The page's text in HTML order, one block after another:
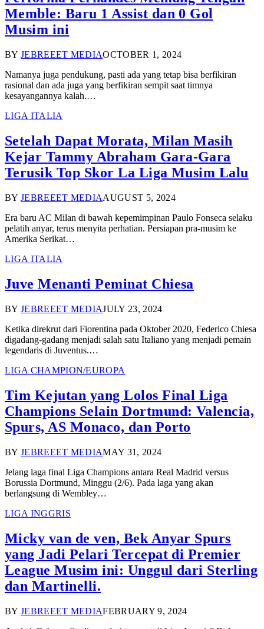
Memble: Baru 1 Assist dan 0 Gol
Musim ini
BY JEBREEET MEDIAOCTOBER 1, 2024
Namanya juga pendukung, pasti ada yang tetap bisa berfikiran
rasional dan ada juga yang berfikiran sempit saat timnya
kesayangannya kalah.…
LIGA ITALIA
Setelah Dapat Morata, Milan Masih
Kejar Tammy Abraham Gara-Gara
Terusik Top Skor La Liga Musim Lalu
BY JEBREEET MEDIAAUGUST 5, 2024
Era baru AC Milan di bawah kepemimpinan Paulo Fonseca selaku
pelatih anyar, terus menyita perhatian. Persiapan pra-musim ke
Amerika Serikat…
LIGA ITALIA
Juve Menanti Peminat Chiesa
BY JEBREEET MEDIAJULY 23, 2024
Ketika direkrut dari Fiorentina pada Oktober 2020, Federico Chiesa
digadang-gadang menjadi salah satu Italiano yang menjadi pemain
legendaris di Juventus.…
LIGA CHAMPION/EUROPA
Tim Kejutan yang Lolos Final Liga
Champions Selain Dortmund: Valencia,
Spurs, AS Monaco, dan Porto
BY JEBREEET MEDIAMAY 31, 2024
Jelang laga final Liga Champions antara Real Madrid versus
Borussia Dortmund, Minggu (2/6). Pada laga yang akan
berlangsung di Wembley…
LIGA INGGRIS
Micky van de ven, Bek Anyar Spurs
yang Jadi Pelari Tercepat di Premier
League Musim ini: Unggul dari Sterling
dan Martinelli.
BY JEBREEET MEDIAFEBRUARY 9, 2024